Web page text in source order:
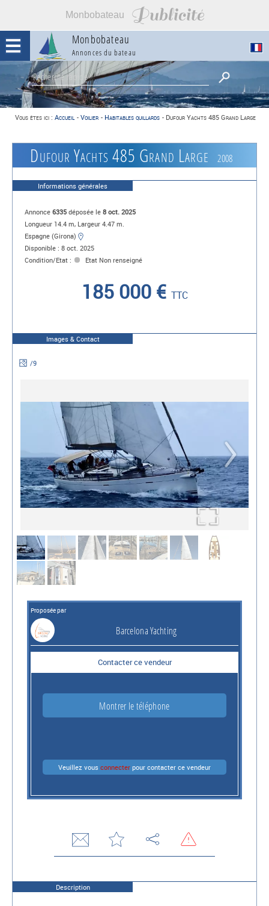
Monbobateau Publicité
Monbobateau
Annonces du bateau
Vous êtes ici : Accueil - Voilier - Habitables quillards - Dufour Yachts 485 Grand Large
Dufour Yachts 485 Grand Large 2008
Informations générales
Annonce 6335 déposée le 8 oct. 2025
Longueur 14.4 m, Largeur 4.47 m.
Espagne (Girona)
Disponible : 8 oct. 2025
Condition/Etat :
Etat Non renseigné
185 000 € TTC
Images & Contact
/9
Proposée par
Barcelona Yachting
Contacter ce vendeur
Montrer le téléphone
Veuillez vous connecterpour contacter ce vendeur
Description